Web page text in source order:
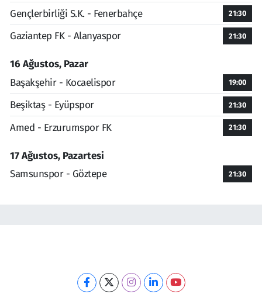
Gençlerbirliği S.K. - Fenerbahçe 21:30
Gaziantep FK - Alanyaspor 21:30
16 Ağustos, Pazar
Başakşehir - Kocaelispor
19:00
Beşiktaş - Eyüpspor 21:30
Amed - Erzurumspor FK 21:30
17 Ağustos, Pazartesi
Samsunspor - Göztepe
21:30